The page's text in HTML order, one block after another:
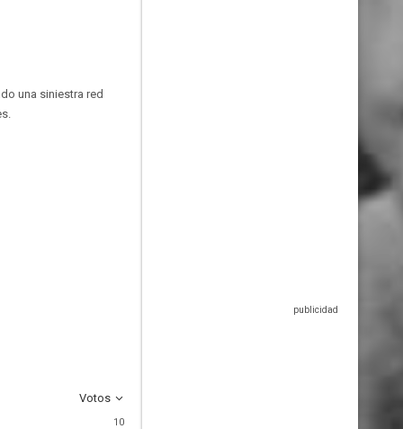
una siniestra red
Votos
10